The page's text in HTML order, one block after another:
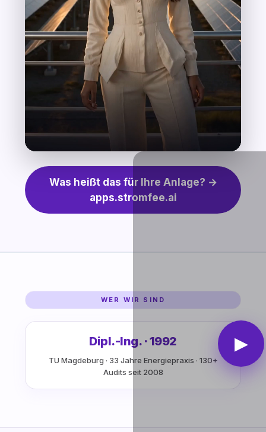
▶
Was heißt das für Ihre Anlage? →
apps.stromfee.ai
WER WIR SIND
Dipl.-Ing. · 1992
TU Magdeburg · 33 Jahre Energiepraxis · 130+
Audits seit 2008